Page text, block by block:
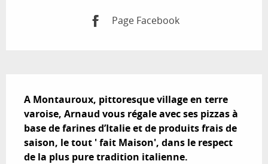
Page Facebook
A Montauroux, pittoresque village en terre
varoise, Arnaud vous régale avec ses pizzas à
base de farines d’Italie et de produits frais de
saison, le tout ' fait Maison', dans le respect
de la plus pure tradition italienne.